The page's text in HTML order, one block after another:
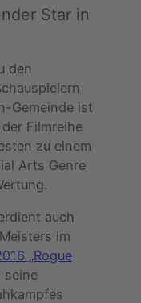
Star in
den
Gemeinde ist
Filmreihe
zu einem
Arts Genre
auch
im
„Rogue
seine